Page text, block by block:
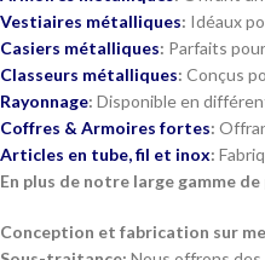
Vestiaires métalliques: Idéaux
Casiers métalliques: Parfaits
Classeurs métalliques: Conçus
Rayonnage: Disponible en
Coffres & Armoires fortes:
Articles en tube, fil et inox:
En plus de notre large gamme
Conception et fabrication sur